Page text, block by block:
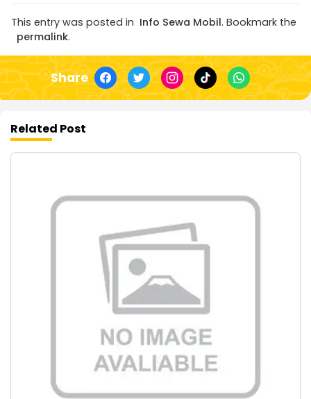
This entry was posted in Info Sewa Mobil. Bookmark the
permalink.
Share
Related Post